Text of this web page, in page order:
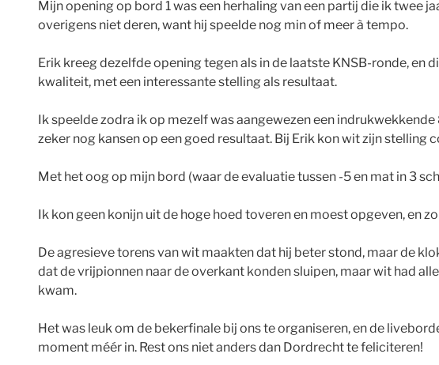
Mijn opening op bord 1 was een herhaling van een partij die ik twee
overigens niet deren, want hij speelde nog min of meer à tempo.
Erik kreeg dezelfde opening tegen als in de laatste KNSB-ronde, en
kwaliteit, met een interessante stelling als resultaat.
Ik speelde zodra ik op mezelf was aangewezen een
zeker nog kansen op een goed resultaat. Bij Erik kon wit zijn
Met het oog op mijn bord (waar de evaluatie tussen -5 en mat in 3
Ik kon geen konijn uit de hoge hoed toveren en moest opgeven, en
De agresieve torens van wit maakten dat hij beter stond, maar de
dat de vrijpionnen naar de overkant konden sluipen, maar wit had
kwam.
Het was leuk om de bekerfinale bij ons te organiseren, en de
moment méér in. Rest ons niet anders dan Dordrecht te feliciteren!